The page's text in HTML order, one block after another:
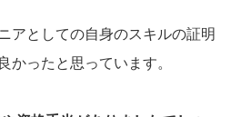
アとしての自身のスキルの証明
ったと思っています。